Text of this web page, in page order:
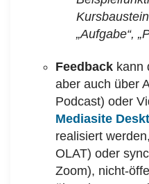
„Aufgabe“,
Feedback kann
aber auch über
Podcast) oder
Mediasite
realisiert
OLAT) oder
Zoom), nicht-